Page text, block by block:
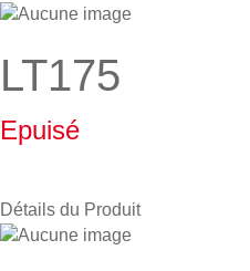
LT175
Epuisé
Détails du Produit